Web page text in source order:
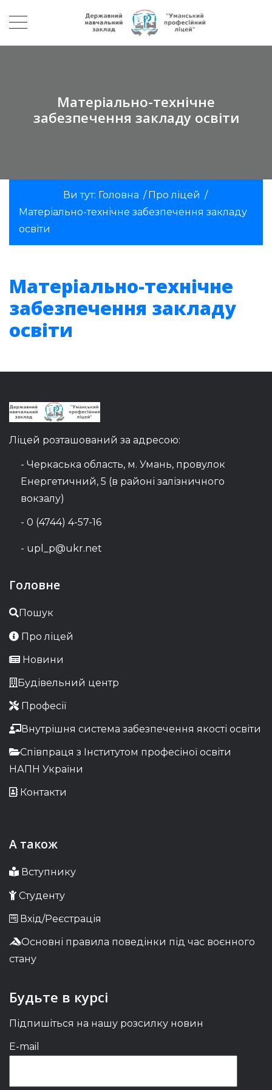
Матеріально-технічне
забезпечення закладу освіти
Ви тут: Головна / Про ліцей /
Матеріально-технічне забезпечення закладу
освіти
Матеріально-технічне
забезпечення закладу
освіти
Ліцей розташований за адресою:
- Черкаська область, м. Умань, провулок
Енергетичний, 5 (в районі залізничного
вокзалу)
- 0 (4744) 4-57-16
- upl_p@ukr.net
Головне
Пошук
Про ліцей
Новини
Будівельний центр
Професії
Внутрішня система забезпечення якості освіти
Співпраця з Інститутом професіної освіти
НАПН України
Контакти
А також
Вступнику
Студенту
Вхід/Реєстрація
Основні правила поведінки під час воєнного
стану
Будьте в курсі
Підпишіться на нашу розсилку новин
E-mail